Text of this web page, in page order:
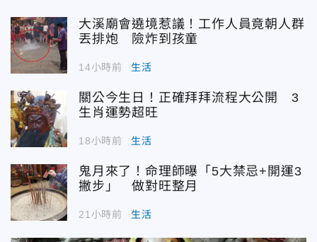
大溪廟會遶境惹議！工作人員竟朝人群
丟排炮 險炸到孩童
14小時前 生活
關公今生日！正確拜拜流程大公開 3
生肖運勢超旺
18小時前 生活
鬼月來了！命理師曝「5大禁忌+開運3
撇步」 做對旺整月
21小時前 生活